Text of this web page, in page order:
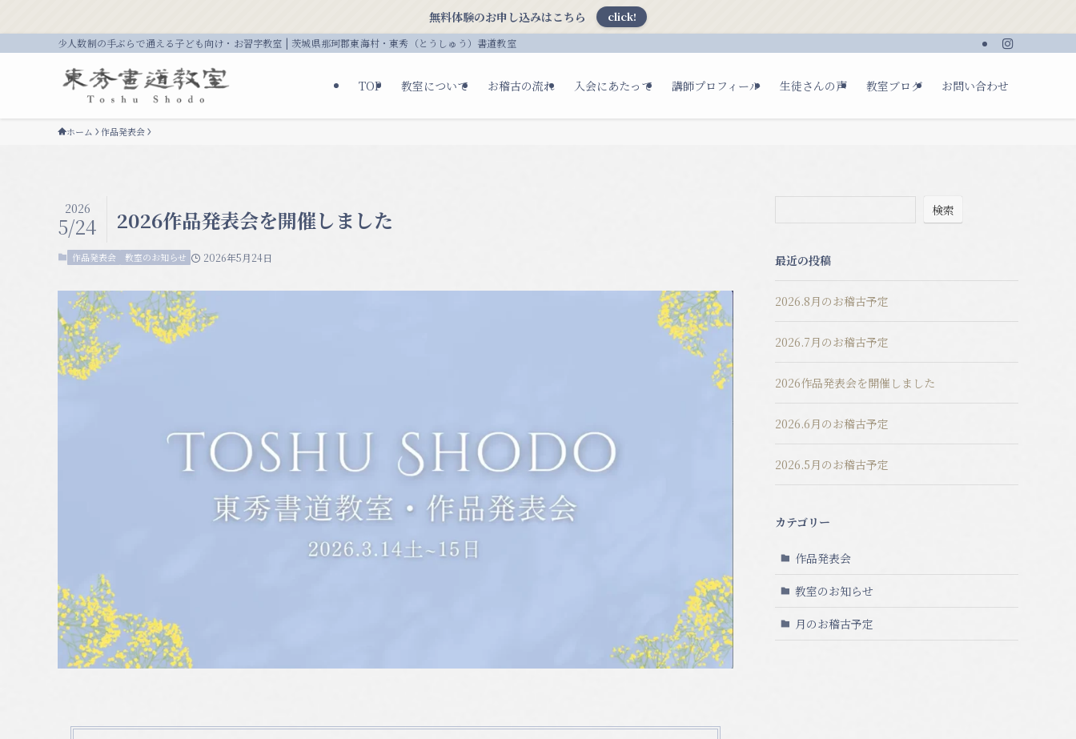
無料体験のお申し込みはこちら click!
少人数制の手ぶらで通える子ども向け・お習字教室 | 茨城県那珂郡東海村・東秀（とうしゅう）書道教室
TOP 教室について お稽古の流れ 入会にあたって 講師プロフィール 生徒さんの声 教室ブログ お問い合わせ
ホーム 作品発表会
2026作品発表会を開催しました
2026
5/24
作品発表会 教室のお知らせ 2026年5月24日
検索
最近の投稿
2026.8月のお稽古予定
2026.7月のお稽古予定
2026作品発表会を開催しました
2026.6月のお稽古予定
2026.5月のお稽古予定
カテゴリー
作品発表会
教室のお知らせ
月のお稽古予定